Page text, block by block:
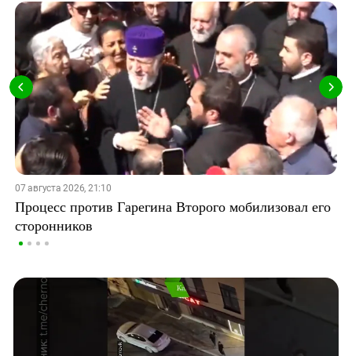
07 августа 2026, 21:10
Процесс против Гарегина Второго мобилизовал его
сторонников